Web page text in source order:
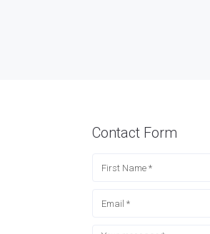
Contact Form